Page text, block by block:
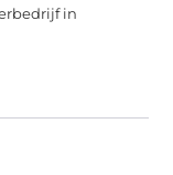
in